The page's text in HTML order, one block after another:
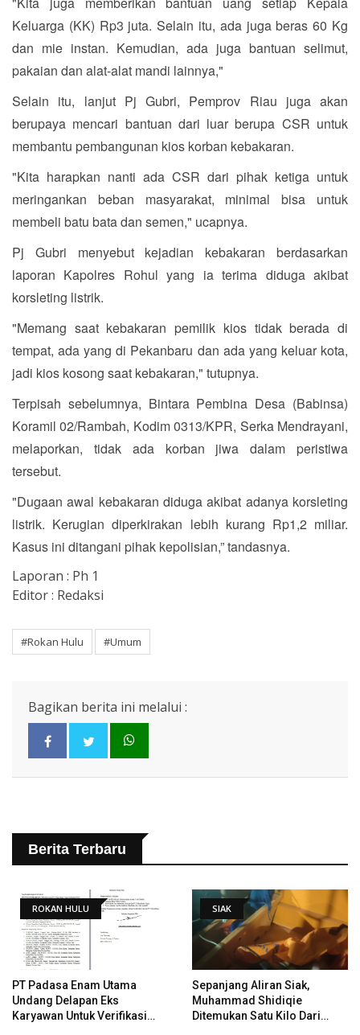
Keluarga (KK) Rp3 juta. Selain itu, ada juga beras 60 Kg
dan mie instan. Kemudian, ada juga bantuan selimut,
pakaian dan alat-alat mandi lainnya,"
Selain itu, lanjut Pj Gubri, Pemprov Riau juga akan
berupaya mencari bantuan dari luar berupa CSR untuk
membantu pembangunan kios korban kebakaran.
"Kita harapkan nanti ada CSR dari pihak ketiga untuk
meringankan beban masyarakat, minimal bisa untuk
membeli batu bata dan semen," ucapnya.
Pj Gubri menyebut kejadian kebakaran berdasarkan
laporan Kapolres Rohul yang ia terima diduga akibat
korsleting listrik.
"Memang saat kebakaran pemilik kios tidak berada di
tempat, ada yang di Pekanbaru dan ada yang keluar kota,
jadi kios kosong saat kebakaran," tutupnya.
Terpisah sebelumnya, Bintara Pembina Desa (Babinsa)
Koramil 02/Rambah, Kodim 0313/KPR, Serka Mendrayani,
melaporkan, tidak ada korban jiwa dalam peristiwa
tersebut.
"Dugaan awal kebakaran diduga akibat adanya korsleting
listrik. Kerugian diperkirakan lebih kurang Rp1,2 miliar.
Kasus ini ditangani pihak kepolisian,” tandasnya.
Laporan : Ph 1
Editor : Redaksi
#Rokan Hulu #Umum
Bagikan berita ini melalui :
Berita Terbaru
ROKAN HULU
PT Padasa Enam Utama
Undang Delapan Eks
Karyawan Untuk Verifikasi
SIAK
Sepanjang Aliran Siak,
Muhammad Shidiqie
Ditemukan Satu Kilo Dari